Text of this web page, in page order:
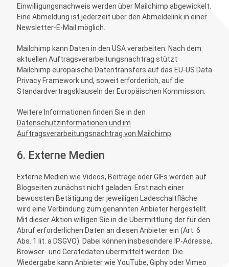
Einwilligungsnachweis werden über Mailchimp abgewickelt.
Eine Abmeldung ist jederzeit über den Abmeldelink in einer
Newsletter-E-Mail möglich.
Mailchimp kann Daten in den USA verarbeiten. Nach dem
aktuellen Auftragsverarbeitungsnachtrag stützt
Mailchimp europäische Datentransfers auf das EU-US Data
Privacy Framework und, soweit erforderlich, auf die
Standardvertragsklauseln der Europäischen Kommission.
Weitere Informationen finden Sie in den
Datenschutzinformationen und im
Auftragsverarbeitungsnachtrag von Mailchimp
6. Externe Medien
Externe Medien wie Videos, Beiträge oder GIFs werden auf
Blogseiten zunächst nicht geladen. Erst nach einer
bewussten Betätigung der jeweiligen Ladeschaltfläche
wird eine Verbindung zum genannten Anbieter hergestellt.
Mit dieser Aktion willigen Sie in die Übermittlung der für den
Abruf erforderlichen Daten an diesen Anbieter ein (Art. 6
Abs. 1 lit. a DSGVO). Dabei können insbesondere IP-Adresse,
Browser- und Gerätedaten übermittelt werden. Die
Wiedergabe kann Anbieter wie YouTube, Giphy oder Vimeo